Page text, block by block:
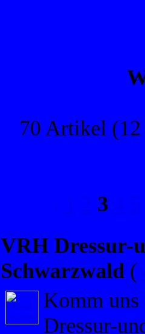
70 Artikel
3
VRH Dressur-
Schwarzwald (
Komm
Dressur-